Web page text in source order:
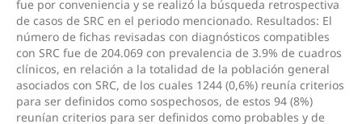
fue por conveniencia y se realizó la búsqueda retrospectiva
de casos de SRC en el periodo mencionado. Resultados: El
número de fichas revisadas con diagnósticos compatibles
con SRC fue de 204.069 con prevalencia de 3.9% de cuadros
clínicos, en relación a la totalidad de la población general
asociados con SRC, de los cuales 1244 (0,6%) reunía criterios
para ser definidos como sospechosos, de estos 94 (8%)
reunían criterios para ser definidos como probables y de